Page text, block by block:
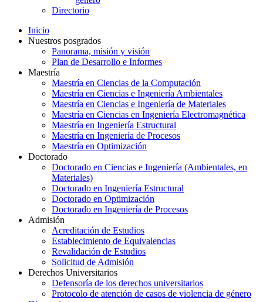
Directorio
Inicio
Nuestros posgrados
Panorama, misión y visión
Plan de Desarrollo e Informes
Maestría
Maestría en Ciencias de la Computación
Maestría en Ciencias e Ingeniería Ambientales
Maestría en Ciencias e Ingeniería de Materiales
Maestría en Ciencias en Ingeniería Electromagnética
Maestría en Ingeniería Estructural
Maestría en Ingeniería de Procesos
Maestría en Optimización
Doctorado
Doctorado en Ciencias e Ingeniería (Ambientales, en
Materiales)
Doctorado en Ingeniería Estructural
Doctorado en Optimización
Doctorado en Ingeniería de Procesos
Admisión
Acreditación de Estudios
Establecimiento de Equivalencias
Revalidación de Estudios
Solicitud de Admisión
Derechos Universitarios
Defensoría de los derechos universitarios
Protocolo de atención de casos de violencia de género